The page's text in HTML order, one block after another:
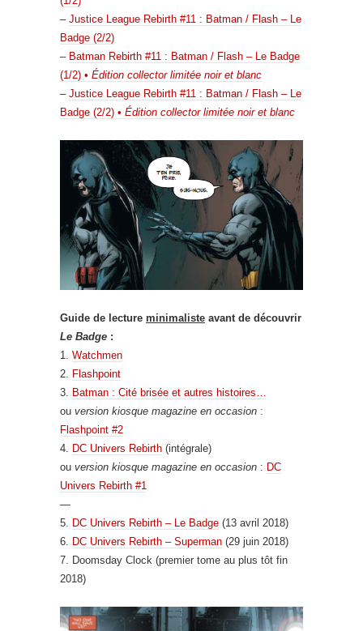
– Justice League Rebirth #11 : Batman / Flash – Le
Badge (2/2)
– Batman Rebirth #11 : Batman / Flash – Le Badge
(1/2) • Édition collector limitée noir et blanc
– Justice League Rebirth #11 : Batman / Flash – Le
Badge (2/2) • Édition collector limitée noir et blanc
Guide de lecture minimaliste avant de découvrir
Le Badge :
1. Watchmen
2.
Flashpoint
3.
Batman : Cité brisée et autres histoires…
ou version kiosque magazine en occasion :
Flashpoint #2
4.
DC Univers Rebirth (intégrale)
ou version kiosque magazine en occasion : DC
Univers Rebirth #1
—
5.
DC Univers Rebirth – Le Badge (13 avril 2018)
6.
DC Univers Rebirth – Superman (29 juin 2018)
7. Doomsday Clock (premier tome au plus tôt fin
2018)